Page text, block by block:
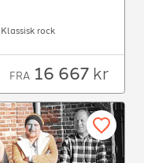
Klassisk rock
FRA 16 667 kr